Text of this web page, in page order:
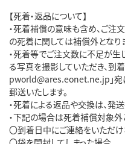
【死着・返品について】
・死着補償の意味も含め、ご注
の死着に関しては補償外となり
・死着等でご注文数に不足が
る写真を撮影していただき、到
pworld@ares.eonet.ne.jp」宛
郵送いたします。
・死着による返品や交換は、発
・下記の場合は死着補償対象外
〇到着日中にご連絡をいただ